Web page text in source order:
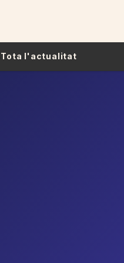
Tota l'actualitat